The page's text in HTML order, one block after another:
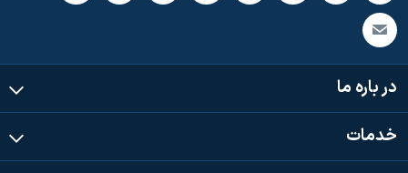
در باره ما
خدمات